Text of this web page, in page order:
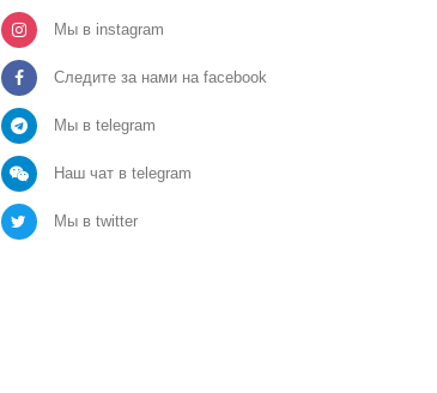
Мы в instagram
Следите за нами на facebook
Мы в telegram
Наш чат в telegram
Мы в twitter